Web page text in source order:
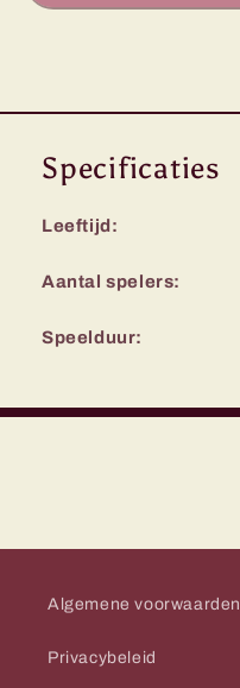
Specificaties
Leeftijd:
Aantal spelers:
Speelduur:
Algemene voorwaarden
Privacybeleid